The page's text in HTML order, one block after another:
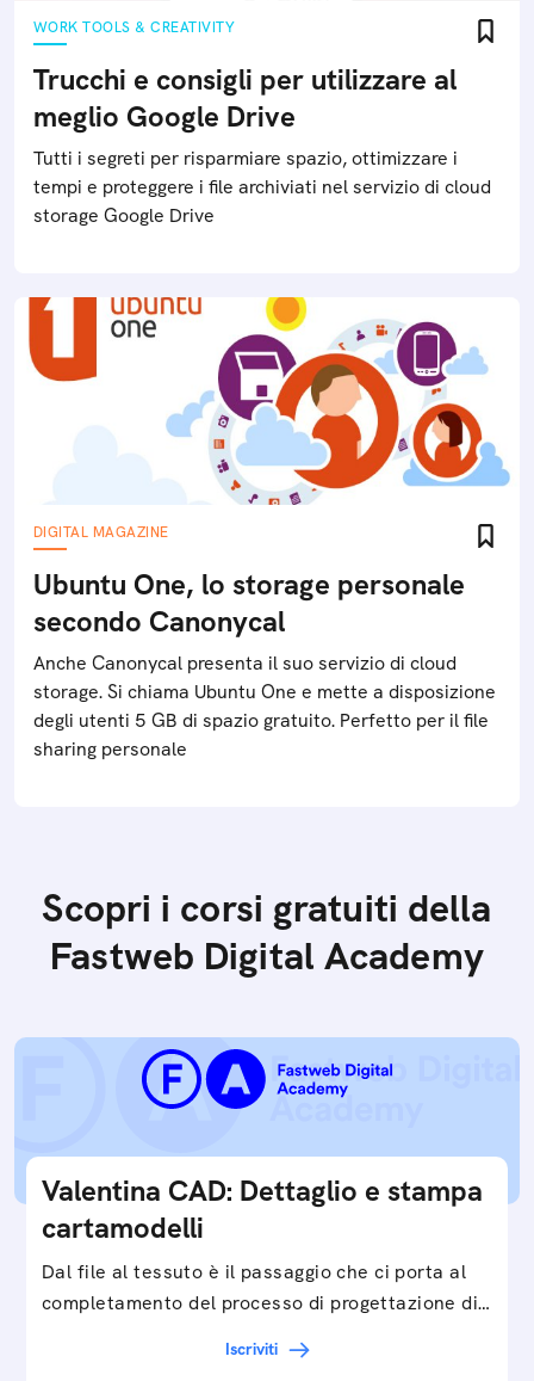
WORK TOOLS & CREATIVITY
Trucchi e consigli per utilizzare al
meglio Google Drive
Tutti i segreti per risparmiare spazio, ottimizzare i
tempi e proteggere i file archiviati nel servizio di cloud
storage Google Drive
DIGITAL MAGAZINE
Ubuntu One, lo storage personale
secondo Canonycal
Anche Canonycal presenta il suo servizio di cloud
storage. Si chiama Ubuntu One e mette a disposizione
degli utenti 5 GB di spazio gratuito. Perfetto per il file
sharing personale
Scopri i corsi gratuiti della
Fastweb Digital Academy
Valentina CAD: Dettaglio e stampa
cartamodelli
Dal file al tessuto è il passaggio che ci porta al
completamento del processo di progettazione di
Iscriviti